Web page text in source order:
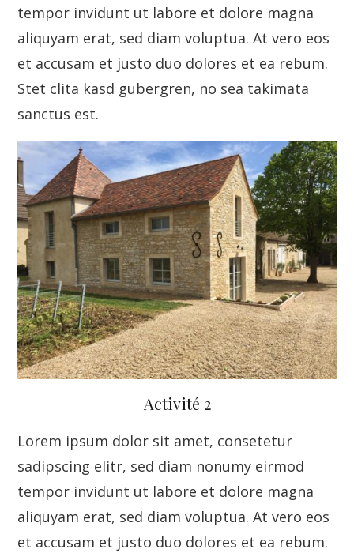
tempor invidunt ut labore et dolore magna
aliquyam erat, sed diam voluptua. At vero eos
et accusam et justo duo dolores et ea rebum.
Stet clita kasd gubergren, no sea takimata
sanctus est.
Activité 2
Lorem ipsum dolor sit amet, consetetur
sadipscing elitr, sed diam nonumy eirmod
tempor invidunt ut labore et dolore magna
aliquyam erat, sed diam voluptua. At vero eos
et accusam et justo duo dolores et ea rebum.